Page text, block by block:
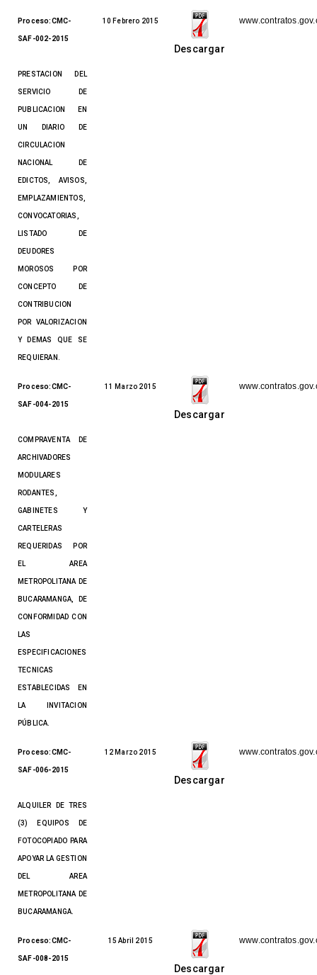
Proceso:CMC-
SAF-002-2015
PRESTACION DEL
SERVICIO DE
PUBLICACION EN
UN DIARIO DE
CIRCULACION
NACIONAL DE
EDICTOS, AVISOS,
EMPLAZAMIENTOS,
CONVOCATORIAS,
LISTADO DE
DEUDORES
MOROSOS POR
CONCEPTO DE
CONTRIBUCION
POR VALORIZACION
Y DEMAS QUE SE
REQUIERAN.
10 Febrero 2015
Descargar
Proceso:CMC-
SAF-004-2015
COMPRAVENTA DE
ARCHIVADORES
MODULARES
RODANTES,
GABINETES Y
CARTELERAS
REQUERIDAS POR
EL AREA
METROPOLITANA DE
BUCARAMANGA, DE
CONFORMIDAD CON
LAS
ESPECIFICACIONES
TECNICAS
ESTABLECIDAS EN
LA INVITACION
PÚBLICA.
11 Marzo 2015
Descargar
Proceso:CMC-
SAF-006-2015
ALQUILER DE TRES
(3) EQUIPOS DE
FOTOCOPIADO PARA
APOYAR LA GESTION
DEL AREA
METROPOLITANA DE
BUCARAMANGA.
12 Marzo 2015
Descargar
Proceso:CMC-
SAF-008-2015
15 Abril 2015
Descargar